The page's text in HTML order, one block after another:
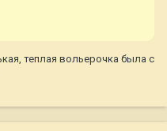
теплая вольерочка была с